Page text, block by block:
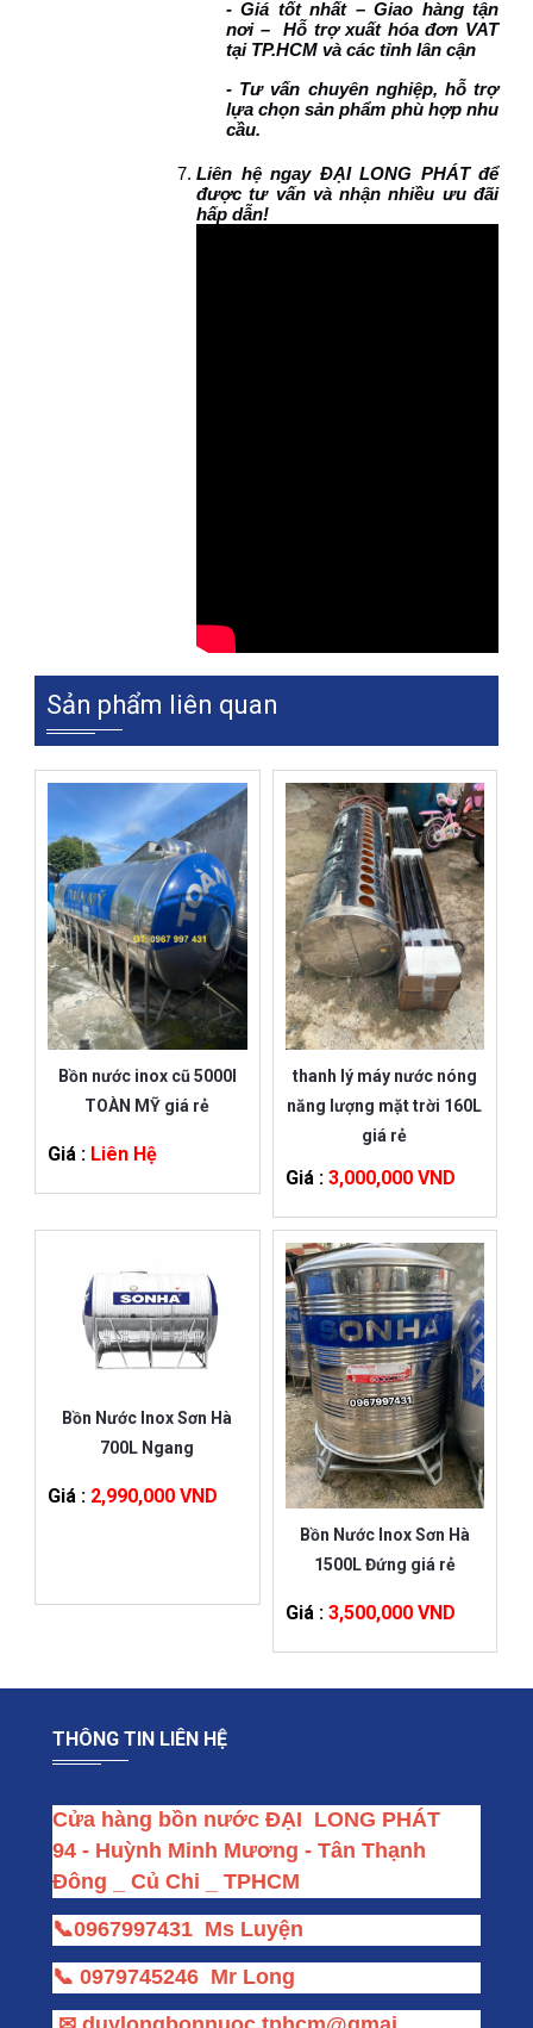
- Giá tốt nhất – Giao hàng tận
nơi – Hỗ trợ xuất hóa đơn VAT
tại TP.HCM và các tỉnh lân cận
- Tư vấn chuyên nghiệp, hỗ trợ
lựa chọn sản phẩm phù hợp nhu
cầu.
Liên hệ ngay ĐẠI LONG PHÁT để
được tư vấn và nhận nhiều ưu đãi
hấp dẫn!
Sản phẩm liên quan
Bồn nước inox cũ 5000l
TOÀN MỸ giá rẻ
Giá : Liên Hệ
thanh lý máy nước nóng
năng lượng mặt trời 160L
giá rẻ
Giá : 3,000,000 VND
Bồn Nước Inox Sơn Hà
700L Ngang
Giá : 2,990,000 VND
Bồn Nước Inox Sơn Hà
1500L Đứng giá rẻ
Giá : 3,500,000 VND
THÔNG TIN LIÊN HỆ
Cửa hàng bồn nước ĐẠI  LONG PHÁT
94 - Huỳnh Minh Mương - Tân Thạnh
Đông _ Củ Chi _ TPHCM
📞0967997431 Ms Luyện
📞 0979745246 Mr Long